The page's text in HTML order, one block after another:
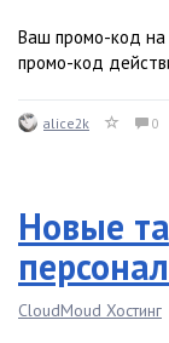
Ваш промо-код на
промо-код
alice2k 0
Новые
CloudMoud Хостинг